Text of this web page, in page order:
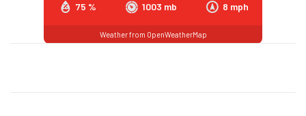
75 % 1003 mb 8 mph
Weather from OpenWeatherMap